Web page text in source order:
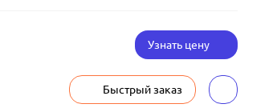
Узнать цену
Быстрый заказ